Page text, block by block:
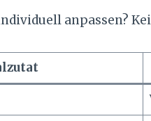
anpassen?